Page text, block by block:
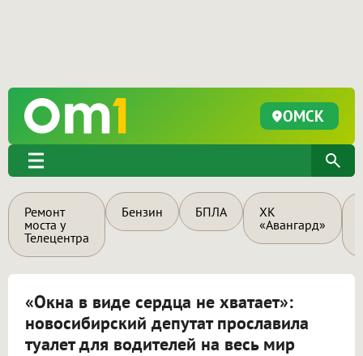
ОМСК
Ремонт
моста у
Телецентра
Бензин БПЛА
ХК
«Авангард»
«Окна в виде сердца не хватает»:
новосибирский депутат прославила
туалет для водителей на весь мир